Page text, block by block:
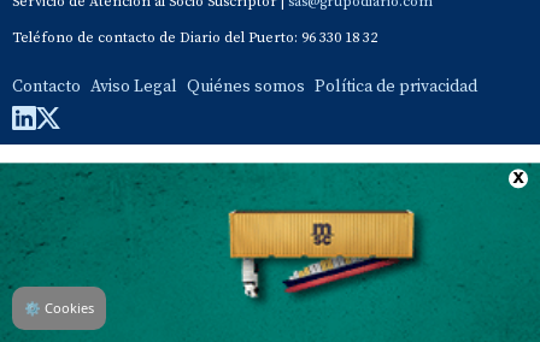
Teléfono de contacto de Diario del Puerto: 96 330 18 32
Contacto Aviso Legal Quiénes somos Política de privacidad
⚙ Cookies